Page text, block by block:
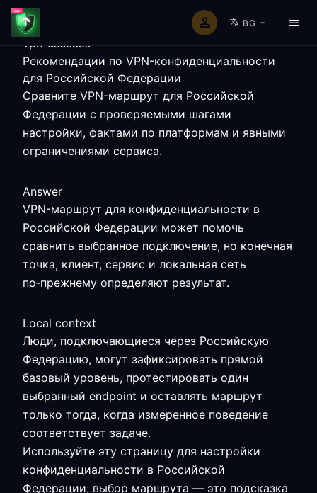
BG
vpn-usecase
Рекомендации по VPN-конфиденциальности
для Российской Федерации
Сравните VPN-маршрут для Российской
Федерации с проверяемыми шагами
настройки, фактами по платформам и явными
ограничениями сервиса.
Answer
VPN-маршрут для конфиденциальности в
Российской Федерации может помочь
сравнить выбранное подключение, но конечная
точка, клиент, сервис и локальная сеть
по‑прежнему определяют результат.
Local context
Люди, подключающиеся через Российскую
Федерацию, могут зафиксировать прямой
базовый уровень, протестировать один
выбранный endpoint и оставлять маршрут
только тогда, когда измеренное поведение
соответствует задаче.
Используйте эту страницу для настройки
конфиденциальности в Российской
Федерации; выбор маршрута — это подсказка